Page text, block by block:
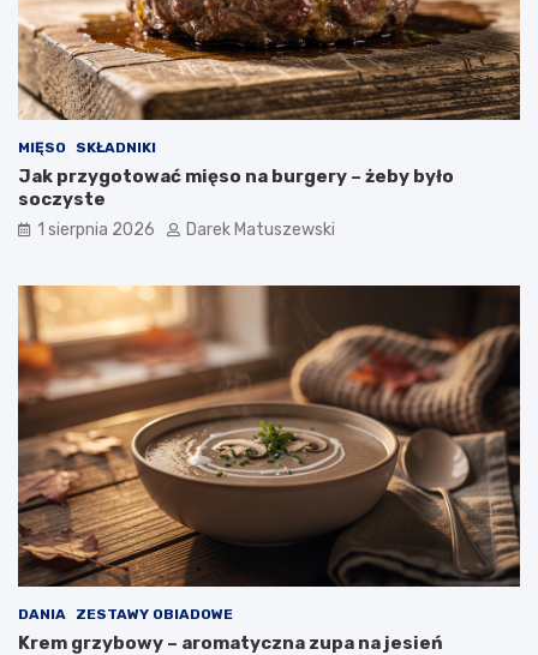
MIĘSO SKŁADNIKI
Jak przygotować mięso na burgery – żeby było
soczyste
1 sierpnia 2026 Darek Matuszewski
DANIA ZESTAWY OBIADOWE
Krem grzybowy – aromatyczna zupa na jesień